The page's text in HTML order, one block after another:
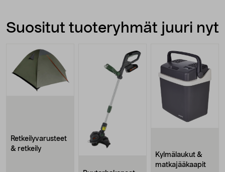
Suositut tuoteryhmät juuri nyt
Retkeilyvarusteet
& retkeily
Kylmälaukut &
matkajääkaapit